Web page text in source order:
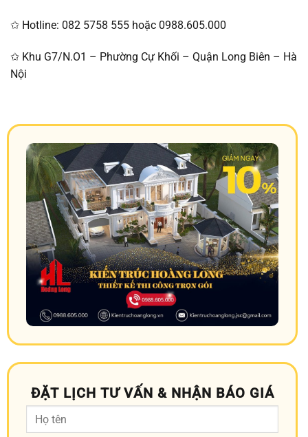
✩ Hotline: 082 5758 555 hoặc 0988.605.000
✩ Khu G7/N.O1 – Phường Cự Khối – Quận Long Biên – Hà
Nội
ĐẶT LỊCH TƯ VẤN & NHẬN BÁO GIÁ